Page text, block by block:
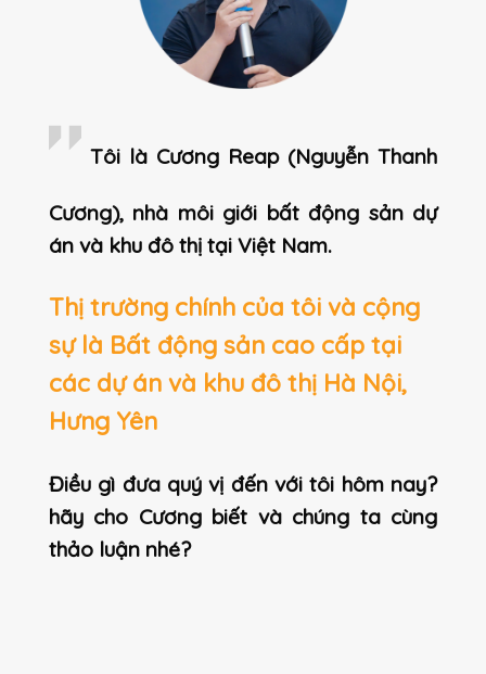
Tôi là Cương Reap (Nguyễn Thanh
Cương), nhà môi giới bất động sản dự
án và khu đô thị tại Việt Nam.
Thị trường chính của tôi và cộng
sự là Bất động sản cao cấp tại
các dự án và khu đô thị Hà Nội,
Hưng Yên
Điều gì đưa quý vị đến với tôi hôm nay?
hãy cho Cương biết và chúng ta cùng
thảo luận nhé?